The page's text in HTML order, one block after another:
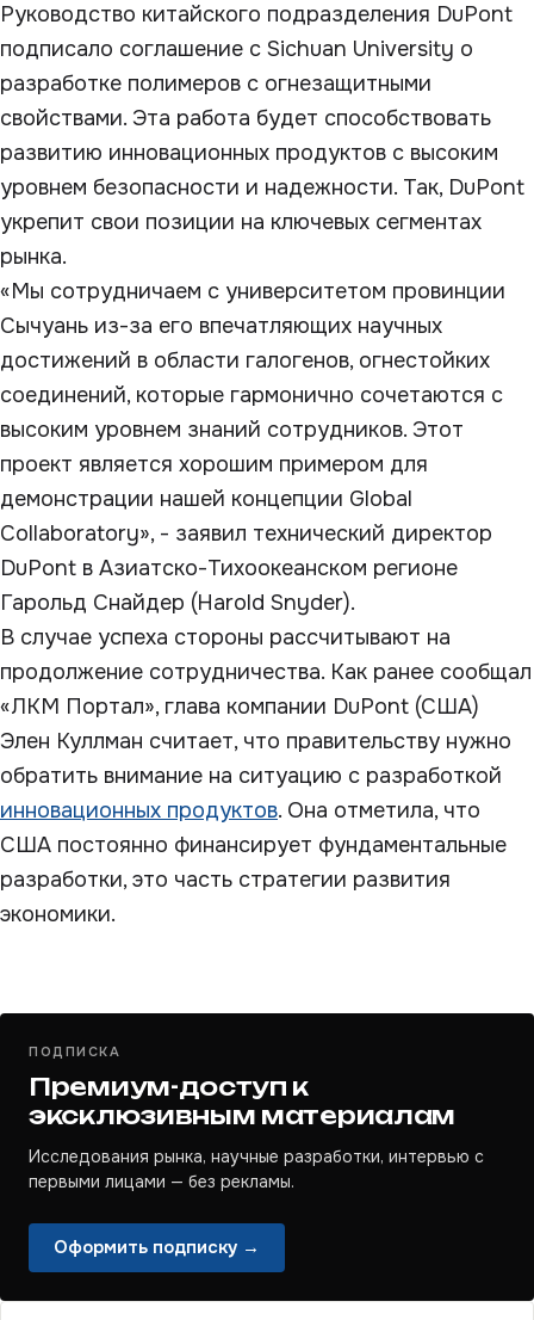
Руководство китайского подразделения DuPont
подписало соглашение с Sichuan University о
разработке полимеров с огнезащитными
свойствами. Эта работа будет способствовать
развитию инновационных продуктов с высоким
уровнем безопасности и надежности. Так, DuPont
укрепит свои позиции на ключевых сегментах
рынка.
«Мы сотрудничаем с университетом провинции
Сычуань из-за его впечатляющих научных
достижений в области галогенов, огнестойких
соединений, которые гармонично сочетаются с
высоким уровнем знаний сотрудников. Этот
проект является хорошим примером для
демонстрации нашей концепции Global
Collaboratory», - заявил технический директор
DuPont в Азиатско-Тихоокеанском регионе
Гарольд Снайдер (Harold Snyder).
В случае успеха стороны рассчитывают на
продолжение сотрудничества. Как ранее сообщал
«ЛКМ Портал», глава компании DuPont (США)
Элен Куллман считает, что правительству нужно
обратить внимание на ситуацию с разработкой
инновационных продуктов. Она отметила, что
США постоянно финансирует фундаментальные
разработки, это часть стратегии развития
экономики.
ПОДПИСКА
Премиум-доступ к
эксклюзивным материалам
Исследования рынка, научные разработки, интервью с
первыми лицами — без рекламы.
Оформить подписку →